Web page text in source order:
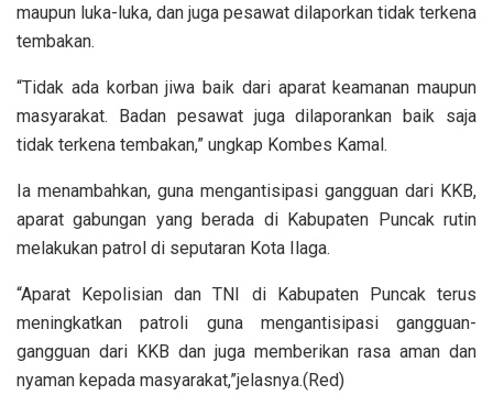
maupun luka-luka, dan juga pesawat dilaporkan tidak terkena
tembakan.
“Tidak ada korban jiwa baik dari aparat keamanan maupun
masyarakat. Badan pesawat juga dilaporankan baik saja
tidak terkena tembakan,” ungkap Kombes Kamal.
Ia menambahkan, guna mengantisipasi gangguan dari KKB,
aparat gabungan yang berada di Kabupaten Puncak rutin
melakukan patrol di seputaran Kota Ilaga.
“Aparat Kepolisian dan TNI di Kabupaten Puncak terus
meningkatkan patroli guna mengantisipasi gangguan-
gangguan dari KKB dan juga memberikan rasa aman dan
nyaman kepada masyarakat,”jelasnya.(Red)